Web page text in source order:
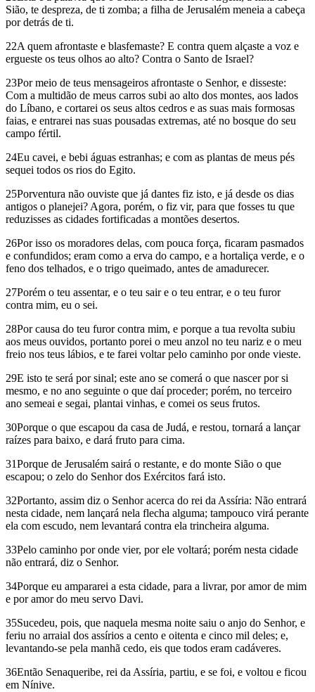
Sião, te despreza, de ti zomba; a filha de Jerusalém meneia a cabeça
por detrás de ti.
22A quem afrontaste e blasfemaste? E contra quem alçaste a voz e
ergueste os teus olhos ao alto? Contra o Santo de Israel?
23Por meio de teus mensageiros afrontaste o Senhor, e disseste:
Com a multidão de meus carros subi ao alto dos montes, aos lados
do Líbano, e cortarei os seus altos cedros e as suas mais formosas
faias, e entrarei nas suas pousadas extremas, até no bosque do seu
campo fértil.
24Eu cavei, e bebi águas estranhas; e com as plantas de meus pés
sequei todos os rios do Egito.
25Porventura não ouviste que já dantes fiz isto, e já desde os dias
antigos o planejei? Agora, porém, o fiz vir, para que fosses tu que
reduzisses as cidades fortificadas a montões desertos.
26Por isso os moradores delas, com pouca força, ficaram pasmados
e confundidos; eram como a erva do campo, e a hortaliça verde, e o
feno dos telhados, e o trigo queimado, antes de amadurecer.
27Porém o teu assentar, e o teu sair e o teu entrar, e o teu furor
contra mim, eu o sei.
28Por causa do teu furor contra mim, e porque a tua revolta subiu
aos meus ouvidos, portanto porei o meu anzol no teu nariz e o meu
freio nos teus lábios, e te farei voltar pelo caminho por onde vieste.
29E isto te será por sinal; este ano se comerá o que nascer por si
mesmo, e no ano seguinte o que daí proceder; porém, no terceiro
ano semeai e segai, plantai vinhas, e comei os seus frutos.
30Porque o que escapou da casa de Judá, e restou, tornará a lançar
raízes para baixo, e dará fruto para cima.
31Porque de Jerusalém sairá o restante, e do monte Sião o que
escapou; o zelo do Senhor dos Exércitos fará isto.
32Portanto, assim diz o Senhor acerca do rei da Assíria: Não entrará
nesta cidade, nem lançará nela flecha alguma; tampouco virá perante
ela com escudo, nem levantará contra ela trincheira alguma.
33Pelo caminho por onde vier, por ele voltará; porém nesta cidade
não entrará, diz o Senhor.
34Porque eu ampararei a esta cidade, para a livrar, por amor de mim
e por amor do meu servo Davi.
35Sucedeu, pois, que naquela mesma noite saiu o anjo do Senhor, e
feriu no arraial dos assírios a cento e oitenta e cinco mil deles; e,
levantando-se pela manhã cedo, eis que todos eram cadáveres.
36Então Senaqueribe, rei da Assíria, partiu, e se foi, e voltou e ficou
em Nínive.